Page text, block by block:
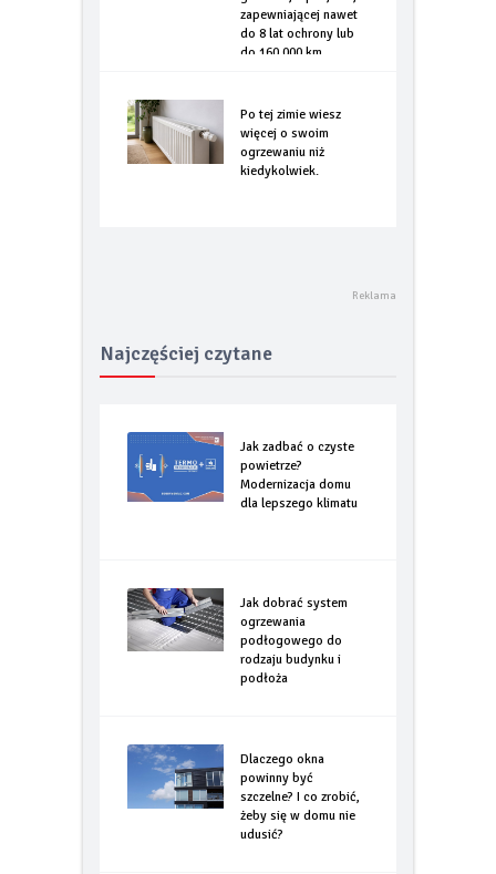
zapewniającej nawet
do 8 lat ochrony lub
do 160.000 km
Po tej zimie wiesz
więcej o swoim
ogrzewaniu niż
kiedykolwiek.
Najczęściej czytane
Jak zadbać o czyste
powietrze?
Modernizacja domu
dla lepszego klimatu
Jak dobrać system
ogrzewania
podłogowego do
rodzaju budynku i
podłoża
Dlaczego okna
powinny być
szczelne? I co zrobić,
żeby się w domu nie
udusić?